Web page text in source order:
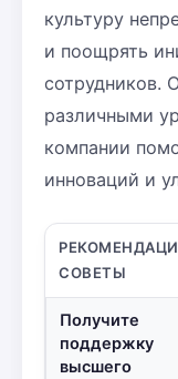
культуру
и поощрять
сотрудников.
различными
компании
инноваций и
СОВЕТЫ
Получите
поддержку
высшего